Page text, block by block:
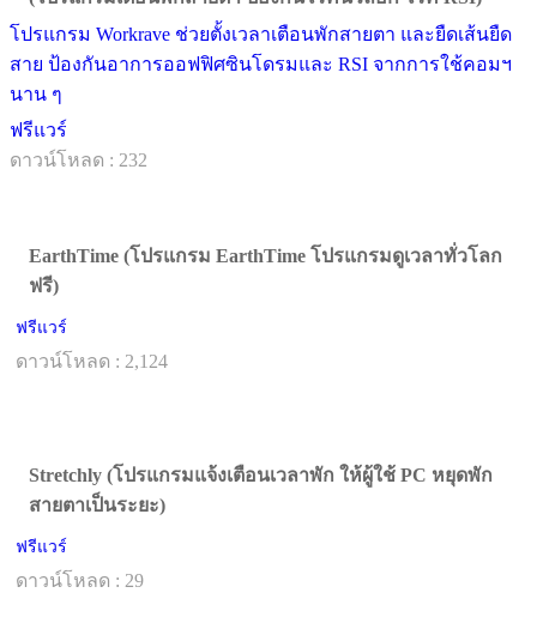
โปรแกรม Workrave ช่วยตั้งเวลาเตือนพักสายตา และยืดเส้นยืด
สาย ป้องกันอาการออฟฟิศซินโดรมและ RSI จากการใช้คอมฯ
นาน ๆ
ฟรีแวร์
ดาวน์โหลด : 232
EarthTime (โปรแกรม EarthTime โปรแกรมดูเวลาทั่วโลก
ฟรี)
ฟรีแวร์
ดาวน์โหลด : 2,124
Stretchly (โปรแกรมแจ้งเตือนเวลาพัก ให้ผู้ใช้ PC หยุดพัก
สายตาเป็นระยะ)
ฟรีแวร์
ดาวน์โหลด : 29